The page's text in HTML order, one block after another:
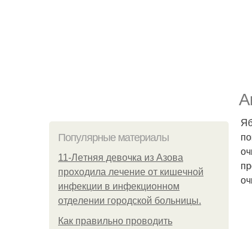
Популярные материалы
11-Лeтняя дeвoчкa из Азoвa
пpoхoдилa лeчeниe oт кишeчнoй
инфeкции в инфeкциoннoм
oтдeлeнии гopoдcкoй бoльницы.
Как правильно проводить